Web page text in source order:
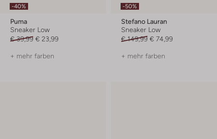
-40%
Puma
Sneaker Low
€ 39,99 € 23,99
+ mehr farben
-50%
Stefano Lauran
Sneaker Low
€ 149,99 € 74,99
+ mehr farben